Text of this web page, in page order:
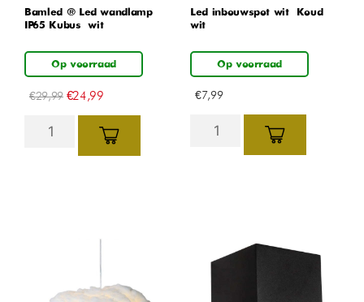
Bamled ® Led wandlamp
IP65 Kubus – wit
Op voorraad
€29,99 €24,99
Led inbouwspot wit – Koud
wit
Op voorraad
€7,99